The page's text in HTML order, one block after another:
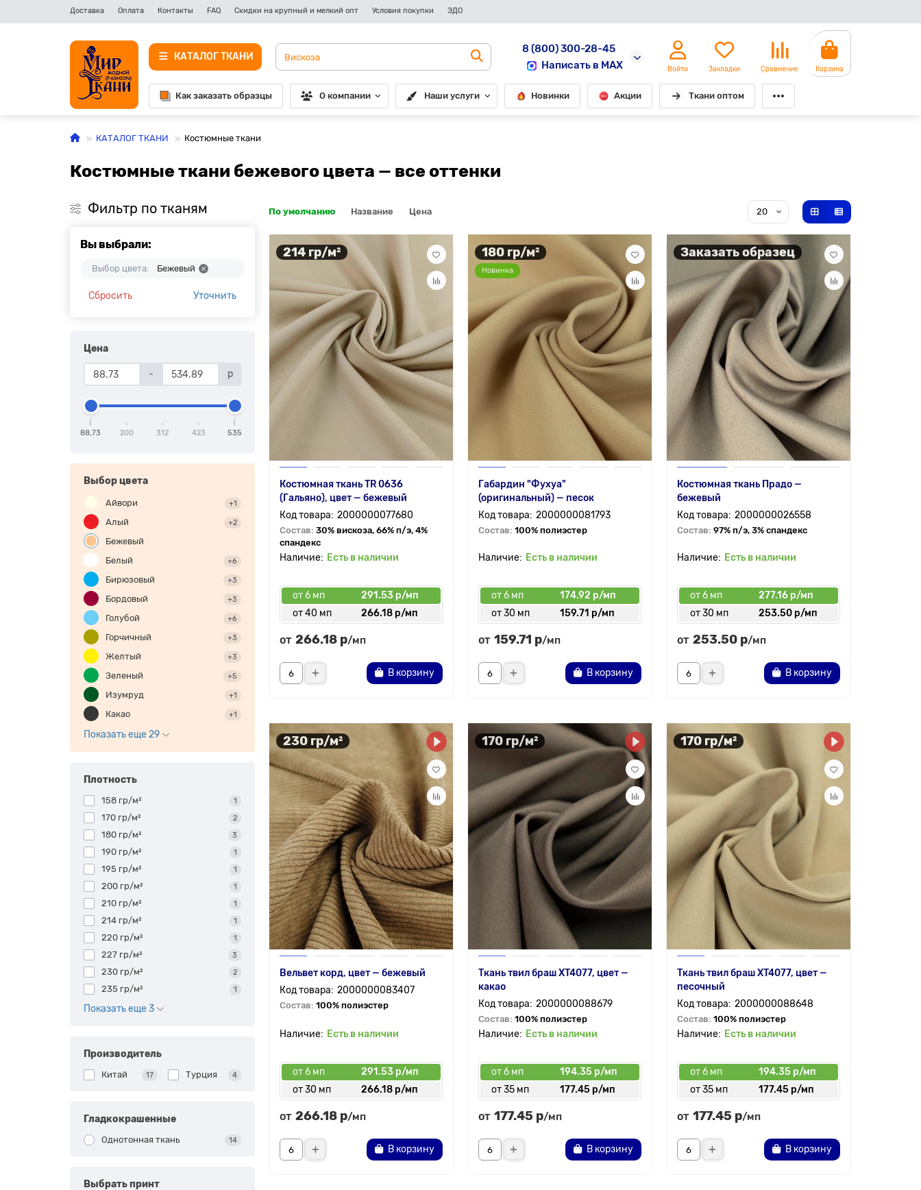
Доставка Оплата Контакты FAQ Скидки на крупный и мелкий опт Условия покупки ЭДО
КАТАЛОГ ТКАНИ
8 (800) 300-28-45
Написать в MAX
Войти Закладки Сравнение Корзина
Как заказать образцы О компании Наши услуги Новинки Акции Ткани оптом
КАТАЛОГ ТКАНИ Костюмные ткани
Костюмные ткани бежевого цвета — все оттенки
Фильтр по тканям
Вы выбрали:
Выбор цвета: Бежевый
Сбросить Уточнить
Цена
- р
88,73 200 312 423 535
Выбор цвета
Айвори +1
Алый +2
Бежевый
Белый
+6
Бирюзовый +3
Бордовый +3
Голубой +6
Горчичный +3
Желтый +3
Зеленый +5
Изумруд +1
Какао +1
Показать еще 29
Плотность
158 гр/м² 1
170 гр/м² 2
180 гр/м² 3
190 гр/м² 1
195 гр/м² 1
200 гр/м² 1
210 гр/м² 1
214 гр/м² 1
220 гр/м² 1
227 гр/м² 3
230 гр/м² 2
235 гр/м² 1
Показать еще 3
Производитель
Китай 17 Турция 4
Гладкокрашенные
Однотонная ткань 14
Выбрать принт
По умолчанию Название Цена
214 гр/м²
Костюмная ткань TR 0636
(Гальяно), цвет — бежевый
2000000077680
Состав: 30% вискоза, 66% п/э, 4%
спандекс
Есть в наличии
от 6 мп
291.53 р/мп
от 40 мп
266.18 р/мп
от 266.18 р/мп
В корзину
180 гр/м²
Новинка
Габардин "Фухуа"
(оригинальный) — песок
2000000081793
Состав: 100% полиэстер
Есть в наличии
от 6 мп
174.92 р/мп
от 30 мп
159.71 р/мп
от 159.71 р/мп
В корзину
Заказать образец
Костюмная ткань Прадо —
бежевый
2000000026558
Состав: 97% п/э, 3% спандекс
Есть в наличии
от 6 мп
277.16 р/мп
от 30 мп
253.50 р/мп
от 253.50 р/мп
В корзину
230 гр/м²
Вельвет корд, цвет — бежевый
2000000083407
Состав: 100% полиэстер
Есть в наличии
от 6 мп
291.53 р/мп
от 30 мп
266.18 р/мп
от 266.18 р/мп
В корзину
170 гр/м²
Ткань твил браш XT4077, цвет —
какао
2000000088679
Состав: 100% полиэстер
Есть в наличии
от 6 мп
194.35 р/мп
от 35 мп
177.45 р/мп
от 177.45 р/мп
В корзину
170 гр/м²
Ткань твил браш XT4077, цвет —
песочный
2000000088648
Состав: 100% полиэстер
Есть в наличии
от 6 мп
194.35 р/мп
от 35 мп
177.45 р/мп
от 177.45 р/мп
В корзину